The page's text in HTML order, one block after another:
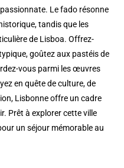
Le fado résonne
tandis que les
de Lisboa. Offrez-
goûtez aux pastéis de
vous parmi les œuvres
en quête de culture, de
Lisbonne offre un cadre
Prêt à explorer cette ville
un séjour mémorable au